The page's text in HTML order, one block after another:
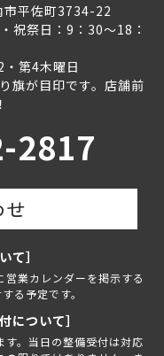
平佐町3734-22
祝祭日：9：30～18：
第4木曜日
旗が目印です。店舗前
2817
て］
業カレンダーを掲示する
る予定です。
について］
。当日の整備受付は対応